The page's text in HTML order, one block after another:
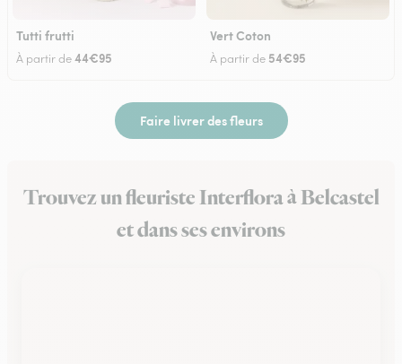
Tutti frutti
À partir de44€95
Vert Coton
À partir de 54€95
Faire livrer des fleurs
Trouvez un fleuriste Interflora à Belcastel
et dans ses environs